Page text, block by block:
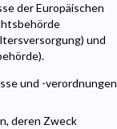
der Europäischen
und
und -verordnungen
deren Zweck